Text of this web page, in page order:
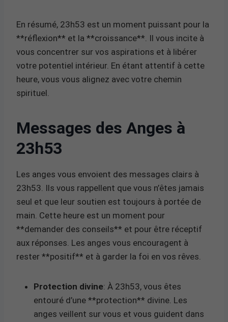
En résumé, 23h53 est un moment puissant pour la
**réflexion** et la **croissance**. Il vous incite à
vous concentrer sur vos aspirations et à libérer
votre potentiel intérieur. En étant attentif à cette
heure, vous vous alignez avec votre chemin
spirituel.
Messages des Anges à
23h53
Les anges vous envoient des messages clairs à
23h53. Ils vous rappellent que vous n’êtes jamais
seul et que leur soutien est toujours à portée de
main. Cette heure est un moment pour
**demander des conseils** et pour être réceptif
aux réponses. Les anges vous encouragent à
rester **positif** et à garder la foi en vos rêves.
Protection divine: À 23h53, vous êtes
entouré d’une **protection** divine. Les
anges veillent sur vous et vous guident dans